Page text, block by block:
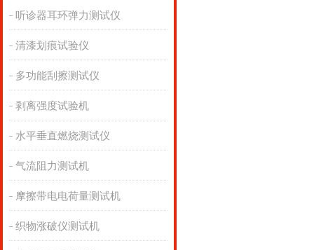
听诊器耳环弹力测试仪
清漆划痕试验仪
多功能刮擦测试仪
剥离强度试验机
水平垂直燃烧测试仪
气流阻力测试机
摩擦带电电荷量测试机
织物涨破仪测试机